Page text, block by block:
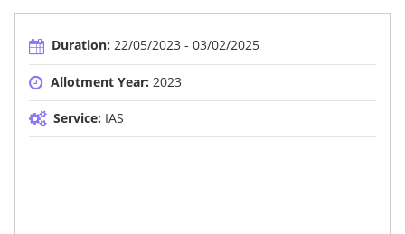
Duration:22/05/2023 - 03/02/2025
Allotment Year: 2023
Service: IAS